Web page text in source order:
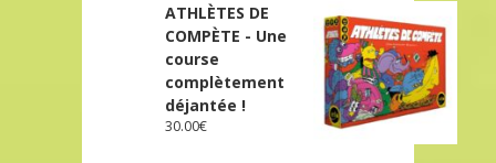
ATHLÈTES DE
COMPÈTE - Une
course
complètement
déjantée !
30.00€